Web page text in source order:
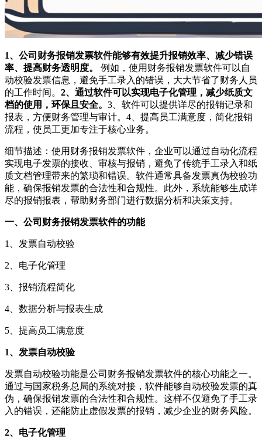
1、公司财务报销发票软件能够有效提升报销效率、减少错误
率、提高财务透明度。
例如，使用财务报销发票软件可以自
动校验发票信息，避免手工录入的错误，大大节省了财务人员
的工作时间。 2、通过软件可以实现电子化管理，减少纸质文
档的使用，环保且安全。 3、软件可以提供详尽的报销记录和
报表，方便财务管理与审计。4、提高员工满意度，简化报销
流程，使员工更加专注于核心业务。
细节描述：使用财务报销发票软件，企业可以通过自动化流程
实现电子发票的接收、审核与报销，避免了传统手工录入和纸
质文档管理带来的繁琐和错误。软件通常具备发票真伪校验功
能，确保报销发票的合法性和合规性。此外，系统能够生成详
尽的报销报表，帮助财务部门进行数据分析和决策支持。
一、公司财务报销发票软件的功能
1、发票自动校验
2、电子化管理
3、报销流程简化
4、数据分析与报表生成
5、提高员工满意度
1、发票自动校验
发票自动校验功能是公司财务报销发票软件的核心功能之一。
通过与国家税务总局的系统对接，软件能够自动校验发票的真
伪，确保报销发票的合法性和合规性。这样不仅避免了手工录
入的错误，还能防止虚假发票的报销，减少企业的财务风险。
2、电子化管理